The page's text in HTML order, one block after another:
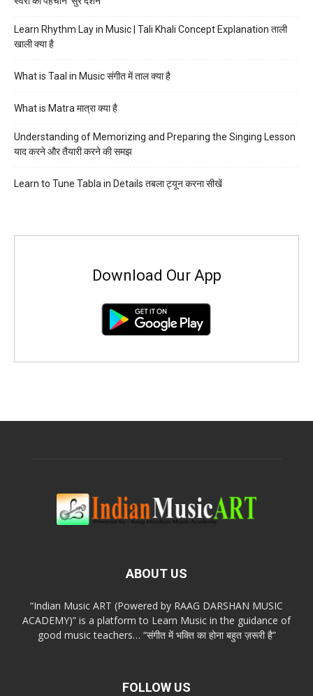
Learn Rhythm Lay in Music | Tali Khali Concept Explanation ताली
खाली क्या है
What is Taal in Music संगीत में ताल क्या है
What is Matra मात्रा क्या है
Understanding of Memorizing and Preparing the Singing Lesson
याद करने और तैयारी करने की समझ
Learn to Tune Tabla in Details तबला ट्यून करना सीखें
Download Our App
ABOUT US
“Indian Music ART (Powered by RAAG DARSHAN MUSIC
ACADEMY)” is a platform to Learn Music in the guidance of
good music teachers… “संगीत में भक्ति का होना बहुत ज़रूरी है”
FOLLOW US